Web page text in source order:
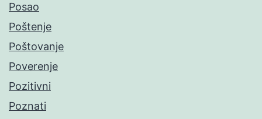
Posao
Poštenje
Poštovanje
Poverenje
Pozitivni
Poznati